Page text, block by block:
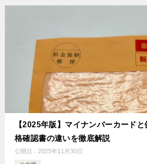
【2025年版】マイナンバーカード
格確認書の違いを徹底解説
公開日： 2025年11月30日